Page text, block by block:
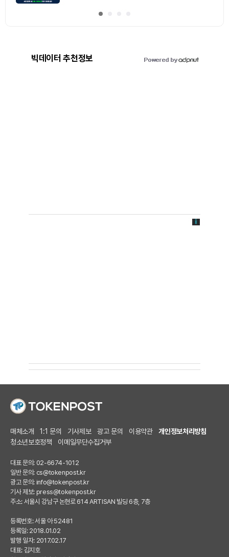
빅데이터 추천정보
매체소개 1:1 문의 기사제보 광고 문의 이용약관
개인정보처리방침
청소년보호정책
이메일무단수집거부
대표 문의: 02-6674-1012
일반 문의: cs@tokenpost.kr
광고 문의: info@tokenpost.kr
기사 제보: press@tokenpost.kr
주소: 서울시 강남구 논현로 614 ARTISAN 빌딩 6층, 7층
등록번호: 서울 아 52481
등록일: 2018.01.02
발행 일자: 2017.02.17
대표: 김지호